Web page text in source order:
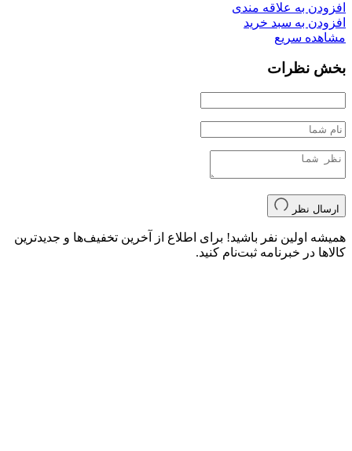
افزودن به علاقه مندی
افزودن به سبد خرید
مشاهده سریع
بخش نظرات
ارسال نظر
همیشه اولین نفر باشید! برای اطلاع از آخرین تخفیف‌ها و جدیدترین
کالاها در خبرنامه ثبت‌نام کنید.